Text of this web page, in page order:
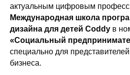
актуальным цифровым
Международная школа
дизайна для детей Coddy в
«Социальный
специально для
бизнеса.